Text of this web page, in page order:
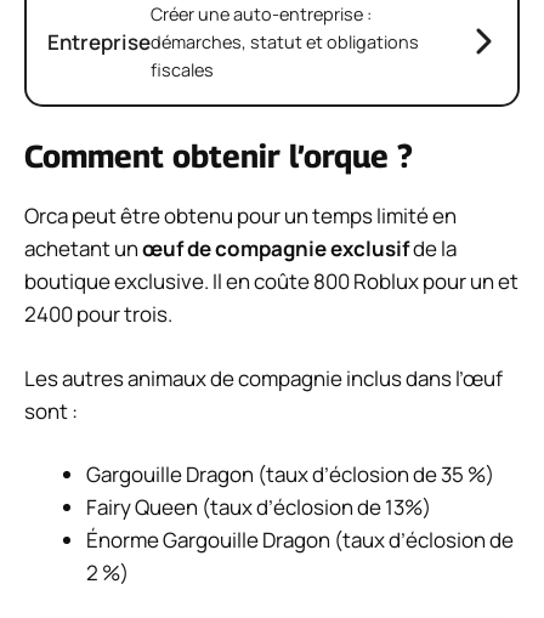
Entreprise
Créer une auto-entreprise :
démarches, statut et obligations
fiscales
Comment obtenir l’orque ?
Orca peut être obtenu pour un temps limité en
achetant unœuf de compagnie exclusifde la
boutique exclusive. Il en coûte 800 Roblux pour un et
2400 pour trois.
Les autres animaux de compagnie inclus dans l’œuf
sont :
Gargouille Dragon (taux d’éclosion de 35 %)
Fairy Queen (taux d’éclosion de 13%)
Énorme Gargouille Dragon (taux d’éclosion de
2 %)